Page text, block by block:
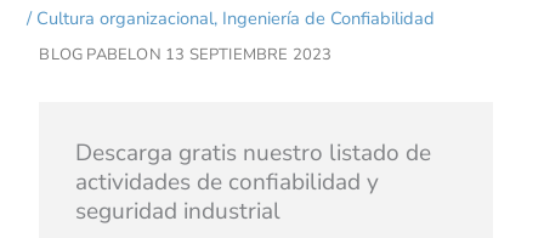
/ Cultura organizacional, Ingeniería de Confiabilidad
BLOG PABELON 13 SEPTIEMBRE 2023
Descarga gratis nuestro listado de
actividades de confiabilidad y
seguridad industrial